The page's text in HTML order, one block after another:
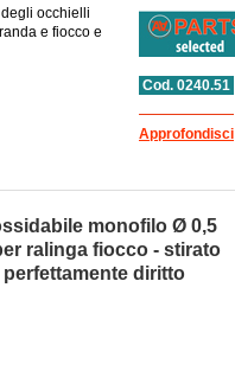
occhielli
e fiocco e
Cod. 0240.51
Approfondisci
monofilo Ø 0,5
ralinga fiocco - stirato
diritto